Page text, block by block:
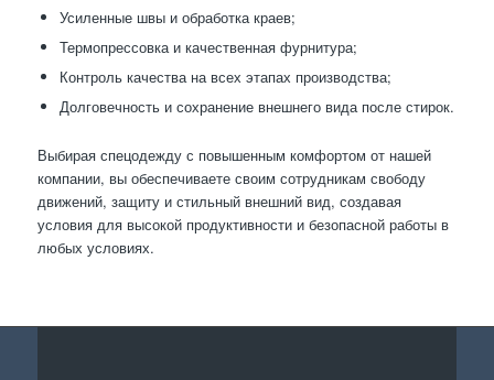
Усиленные швы и обработка краев;
Термопрессовка и качественная фурнитура;
Контроль качества на всех этапах производства;
Долговечность и сохранение внешнего вида после стирок.
Выбирая спецодежду с повышенным комфортом от нашей
компании, вы обеспечиваете своим сотрудникам свободу
движений, защиту и стильный внешний вид, создавая
условия для высокой продуктивности и безопасной работы в
любых условиях.